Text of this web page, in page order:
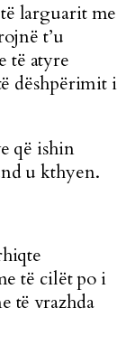
larguarit me
t’u
të atyre
dëshpërimit i
që ishin
u kthyen.
të cilët po i
të vrazhda